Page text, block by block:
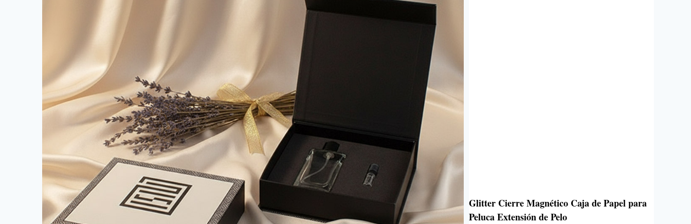
Glitter Cierre Magnético Caja de Papel para
Peluca Extensión de Pelo